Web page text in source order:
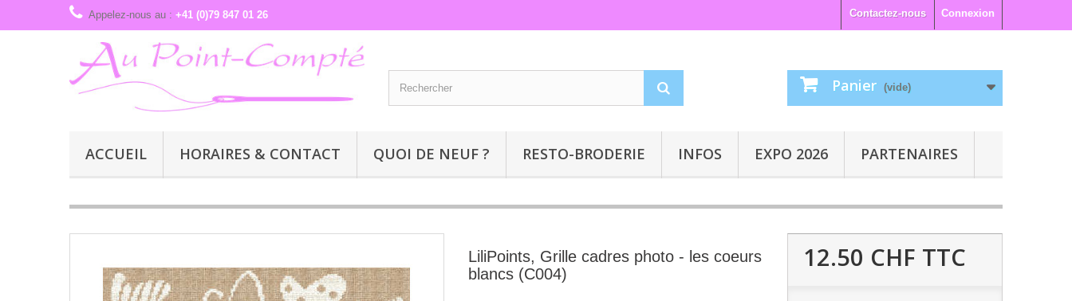
Connexion
Contactez-nous
Appelez-nous au : +41 (0)79 847 01 26
Panier (vide)
ACCUEIL HORAIRES & CONTACT QUOI DE NEUF ? RESTO-BRODERIE INFOS EXPO 2026 PARTENAIRES
LiliPoints, Grille cadres photo - les coeurs
blancs (C004)
12.50 CHF TTC